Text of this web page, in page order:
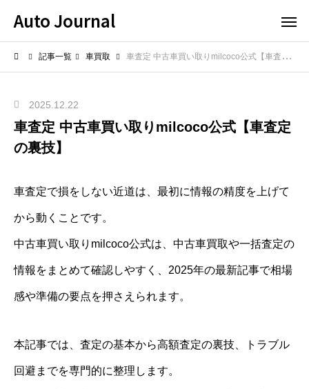
Auto Journal
記事一覧 車買取 車査定 中古車買い取りmilcoco公式【車査定の裏技】
2025.12.22
車査定 中古車買い取りmilcoco公式【車査定
の裏技】
車査定で損をしない近道は、最初に情報の精度を上げて
から動くことです。
中古車買い取りmilcoco公式は、中古車買取や一括査定の
情報をまとめて確認しやすく、2025年の最新記事で相場
感や準備の要点を押さえられます。
本記事では、査定の基本から高額査定の裏技、トラブル
回避までを専門的に整理します。